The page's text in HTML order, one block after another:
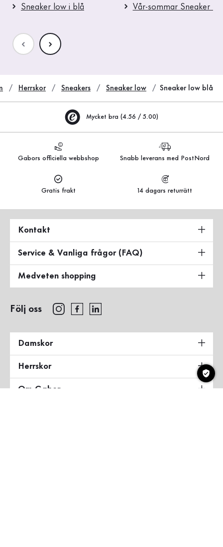
Sneaker low i blå Vår-sommar Sneaker
Herrskor Sneakers Sneaker low Sneaker low blå
Mycket bra (4.56 / 5.00)
Gabors officiella webbshop Snabb leverans med PostNord
Gratis frakt 14 dagars returrätt
Kontakt
Service & Vanliga frågor (FAQ)
Medveten shopping
Följ oss
Damskor
Herrskor
Om Gabor